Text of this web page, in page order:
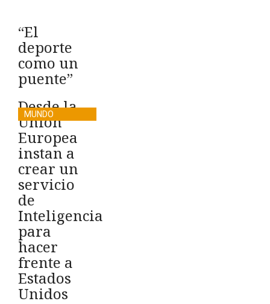
“El
deporte
como un
puente”
Desde la
Unión
Europea
instan a
crear un
servicio
de
Inteligencia
para
hacer
frente a
Estados
Unidos
MUNDO